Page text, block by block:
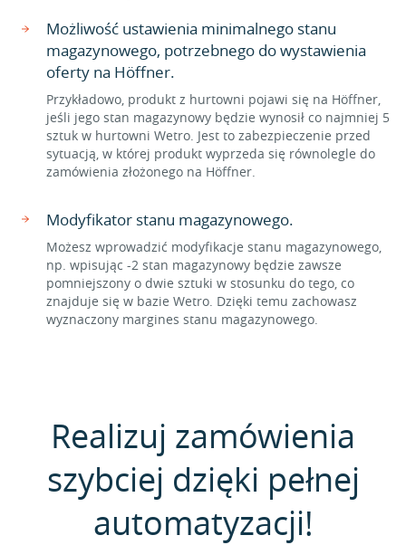
Możliwość ustawienia minimalnego stanu
magazynowego, potrzebnego do wystawienia
oferty na Höffner.
Przykładowo, produkt z hurtowni pojawi się na Höffner,
jeśli jego stan magazynowy będzie wynosił co najmniej 5
sztuk w hurtowni Wetro. Jest to zabezpieczenie przed
sytuacją, w której produkt wyprzeda się równolegle do
zamówienia złożonego na Höffner.
Modyfikator stanu magazynowego.
Możesz wprowadzić modyfikacje stanu magazynowego,
np. wpisując -2 stan magazynowy będzie zawsze
pomniejszony o dwie sztuki w stosunku do tego, co
znajduje się w bazie Wetro. Dzięki temu zachowasz
wyznaczony margines stanu magazynowego.
Realizuj zamówienia
szybciej dzięki pełnej
automatyzacji!